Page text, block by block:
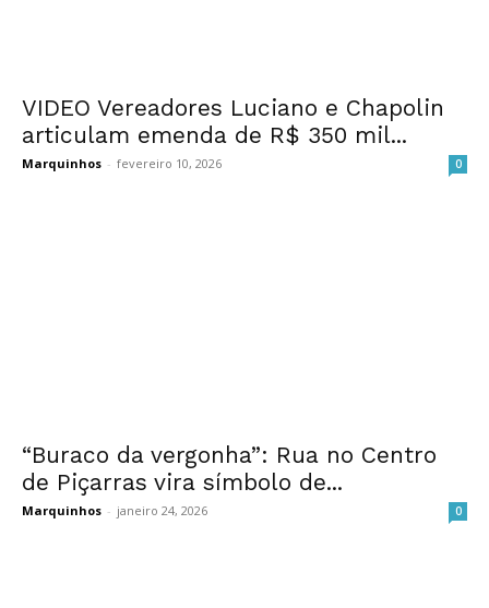
VIDEO Vereadores Luciano e Chapolin
articulam emenda de R$ 350 mil...
Marquinhos - fevereiro 10, 2026 0
“Buraco da vergonha”: Rua no Centro
de Piçarras vira símbolo de...
Marquinhos - janeiro 24, 2026 0